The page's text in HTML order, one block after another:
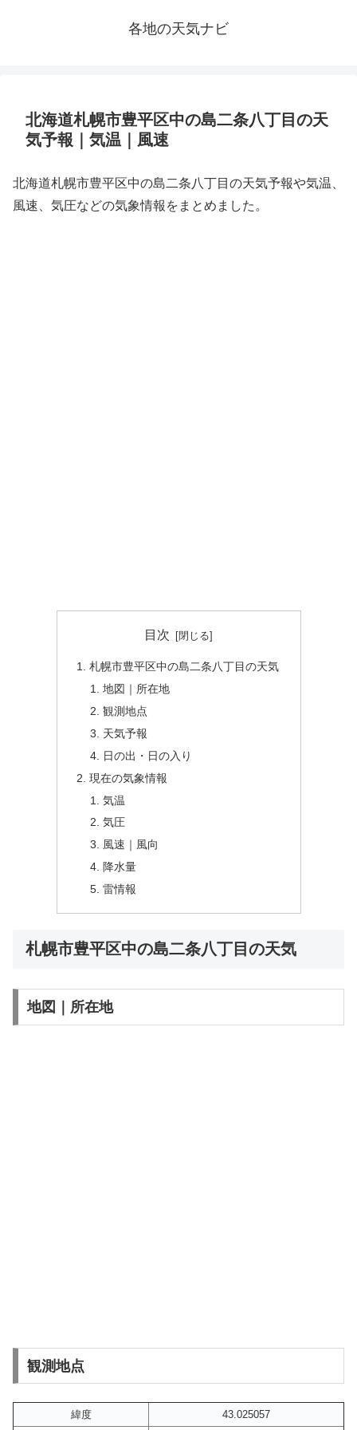
各地の天気ナビ
北海道札幌市豊平区中の島二条八丁目の天
気予報｜気温｜風速
北海道札幌市豊平区中の島二条八丁目の天気予報や気温、
風速、気圧などの気象情報をまとめました。
目次
札幌市豊平区中の島二条八丁目の天気
地図｜所在地
観測地点
天気予報
日の出・日の入り
現在の気象情報
気温
気圧
風速｜風向
降水量
雷情報
札幌市豊平区中の島二条八丁目の天気
地図｜所在地
観測地点
緯度 43.025057